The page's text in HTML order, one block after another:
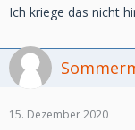
Ich kriege das nicht
15. Dezember 2020